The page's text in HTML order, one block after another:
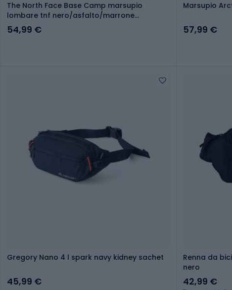
The North Face Base Camp marsupio
lombare tnf nero/asfalto/marrone
fumé/marrone d'uso
54,99 €
Marsupio
57,99 €
Gregory Nano 4 l spark navy kidney sachet
45,99 €
Renna da
nero
42,99 €